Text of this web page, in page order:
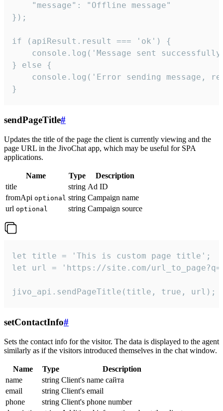
    "message": "Offline message"
});
if (apiResult.result === 'ok') {
console.log('Message sent
} else {
console.log('Error sending message,
}
sendPageTitle#
Updates the title of the page the client is currently viewing and the
page URL in the JivoChat app, which may be useful for SPA
applications.
Name Type
Description
title
string Ad ID
fromApi optional string Campaign name
url optional string Campaign source
let title = 'This is custom page title';
let url = 'https://site.com/
jivo_api.sendPageTitle(title, true, url);
setContactInfo#
Sets the contact info for the visitor. The data is displayed to the agent
similarly as if the visitors introduced themselves in the chat window.
Name Type
Description
name
string Client's name сайта
email
string Client's email
phone
string Client's phone number